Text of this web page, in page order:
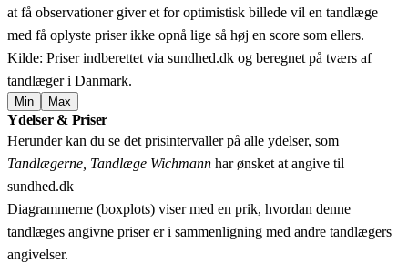
at få observationer giver et for optimistisk billede vil en tandlæge
med få oplyste priser ikke opnå lige så høj en score som ellers.
Kilde: Priser indberettet via sundhed.dk og beregnet på tværs af
tandlæger i Danmark.
Min Max
+
−
Ydelser & Priser
Herunder kan du se det prisintervaller på alle ydelser, som
Tandlægerne, Tandlæge Wichmann har ønsket at angive til
sundhed.dk
Diagrammerne (boxplots) viser med en prik, hvordan denne
tandlæges angivne priser er i sammenligning med andre tandlægers
angivelser.